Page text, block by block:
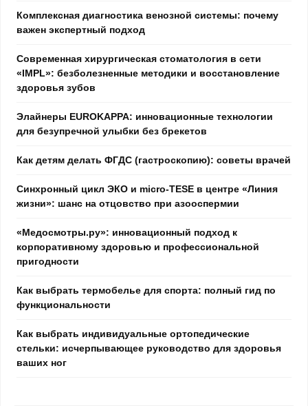
Комплексная диагностика венозной системы: почему
важен экспертный подход
Современная хирургическая стоматология в сети
«IMPL»: безболезненные методики и восстановление
здоровья зубов
Элайнеры EUROKAPPA: инновационные технологии
для безупречной улыбки без брекетов
Как детям делать ФГДС (гастроскопию): советы врачей
Синхронный цикл ЭКО и micro-TESE в центре «Линия
жизни»: шанс на отцовство при азооспермии
«Медосмотры.ру»: инновационный подход к
корпоративному здоровью и профессиональной
пригодности
Как выбрать термобелье для спорта: полный гид по
функциональности
Как выбрать индивидуальные ортопедические
стельки: исчерпывающее руководство для здоровья
ваших ног